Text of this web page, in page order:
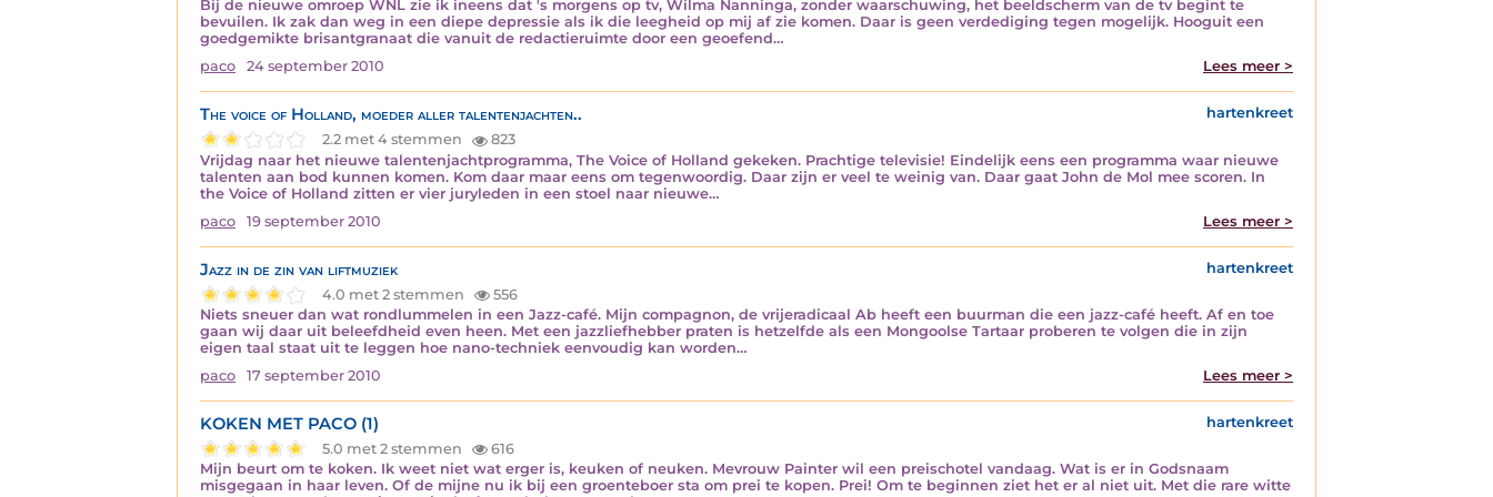
Bij de nieuwe omroep WNL zie ik ineens dat 's morgens op tv, Wilma Nanninga, zonder waarschuwing, het beeldscherm van de tv begint te
bevuilen. Ik zak dan weg in een diepe depressie als ik die leegheid op mij af zie komen. Daar is geen verdediging tegen mogelijk. Hooguit een
goedgemikte brisantgranaat die vanuit de redactieruimte door een geoefend…
paco
24 september 2010 Lees meer >
The voice of Holland, moeder aller talentenjachten..
hartenkreet
2.2 met 4 stemmen
823
Vrijdag naar het nieuwe talentenjachtprogramma, The Voice of Holland gekeken. Prachtige televisie! Eindelijk eens een programma waar nieuwe
talenten aan bod kunnen komen. Kom daar maar eens om tegenwoordig. Daar zijn er veel te weinig van. Daar gaat John de Mol mee scoren. In
the Voice of Holland zitten er vier juryleden in een stoel naar nieuwe…
paco
19 september 2010 Lees meer >
Jazz in de zin van liftmuziek
hartenkreet
4.0 met 2 stemmen
556
Niets sneuer dan wat rondlummelen in een Jazz-café. Mijn compagnon, de vrijeradicaal Ab heeft een buurman die een jazz-café heeft. Af en toe
gaan wij daar uit beleefdheid even heen. Met een jazzliefhebber praten is hetzelfde als een Mongoolse Tartaar proberen te volgen die in zijn
eigen taal staat uit te leggen hoe nano-techniek eenvoudig kan worden…
paco
17 september 2010 Lees meer >
KOKEN MET PACO (1)
hartenkreet
5.0 met 2 stemmen
616
Mijn beurt om te koken. Ik weet niet wat erger is, keuken of neuken. Mevrouw Painter wil een preischotel vandaag. Wat is er in Godsnaam
misgegaan in haar leven. Of de mijne nu ik bij een groenteboer sta om prei te kopen. Prei! Om te beginnen ziet het er al niet uit. Met die rare witte